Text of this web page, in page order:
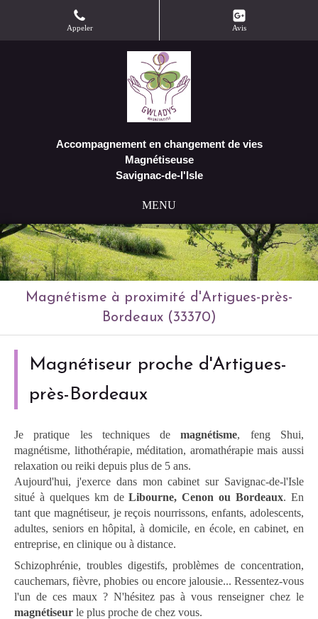
Appeler Avis
Accompagnement en changement de vies
Magnétiseuse
Savignac-de-l'Isle
MENU
Magnétisme à proximité d'Artigues-près-
Bordeaux (33370)
Magnétiseur proche d'Artigues-
près-Bordeaux
Je pratique les techniques demagnétisme, feng Shui,
magnétisme, lithothérapie, méditation, aromathérapie mais aussi
relaxation ou reiki depuis plus de 5 ans.
Aujourd'hui, j'exerce dans mon cabinet sur Savignac-de-l'Isle
situé à quelques km deLibourne, Cenon ou Bordeaux. En
tant que magnétiseur, je reçois nourrissons, enfants, adolescents,
adultes, seniors en hôpital, à domicile, en école, en cabinet, en
entreprise, en clinique ou à distance.
Schizophrénie, troubles digestifs, problèmes de concentration,
cauchemars, fièvre, phobies ou encore jalousie... Ressentez-vous
l'un de ces maux ? N'hésitez pas à vous renseigner chez le
magnétiseur le plus proche de chez vous.